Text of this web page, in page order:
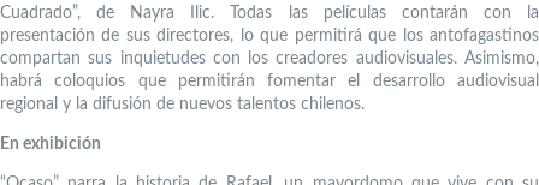
Cuadrado”, de Nayra Ilic. Todas las películas contarán con la
presentación de sus directores, lo que permitirá que los antofagastinos
compartan sus inquietudes con los creadores audiovisuales. Asimismo,
habrá coloquios que permitirán fomentar el desarrollo audiovisual
regional y la difusión de nuevos talentos chilenos.
En exhibición